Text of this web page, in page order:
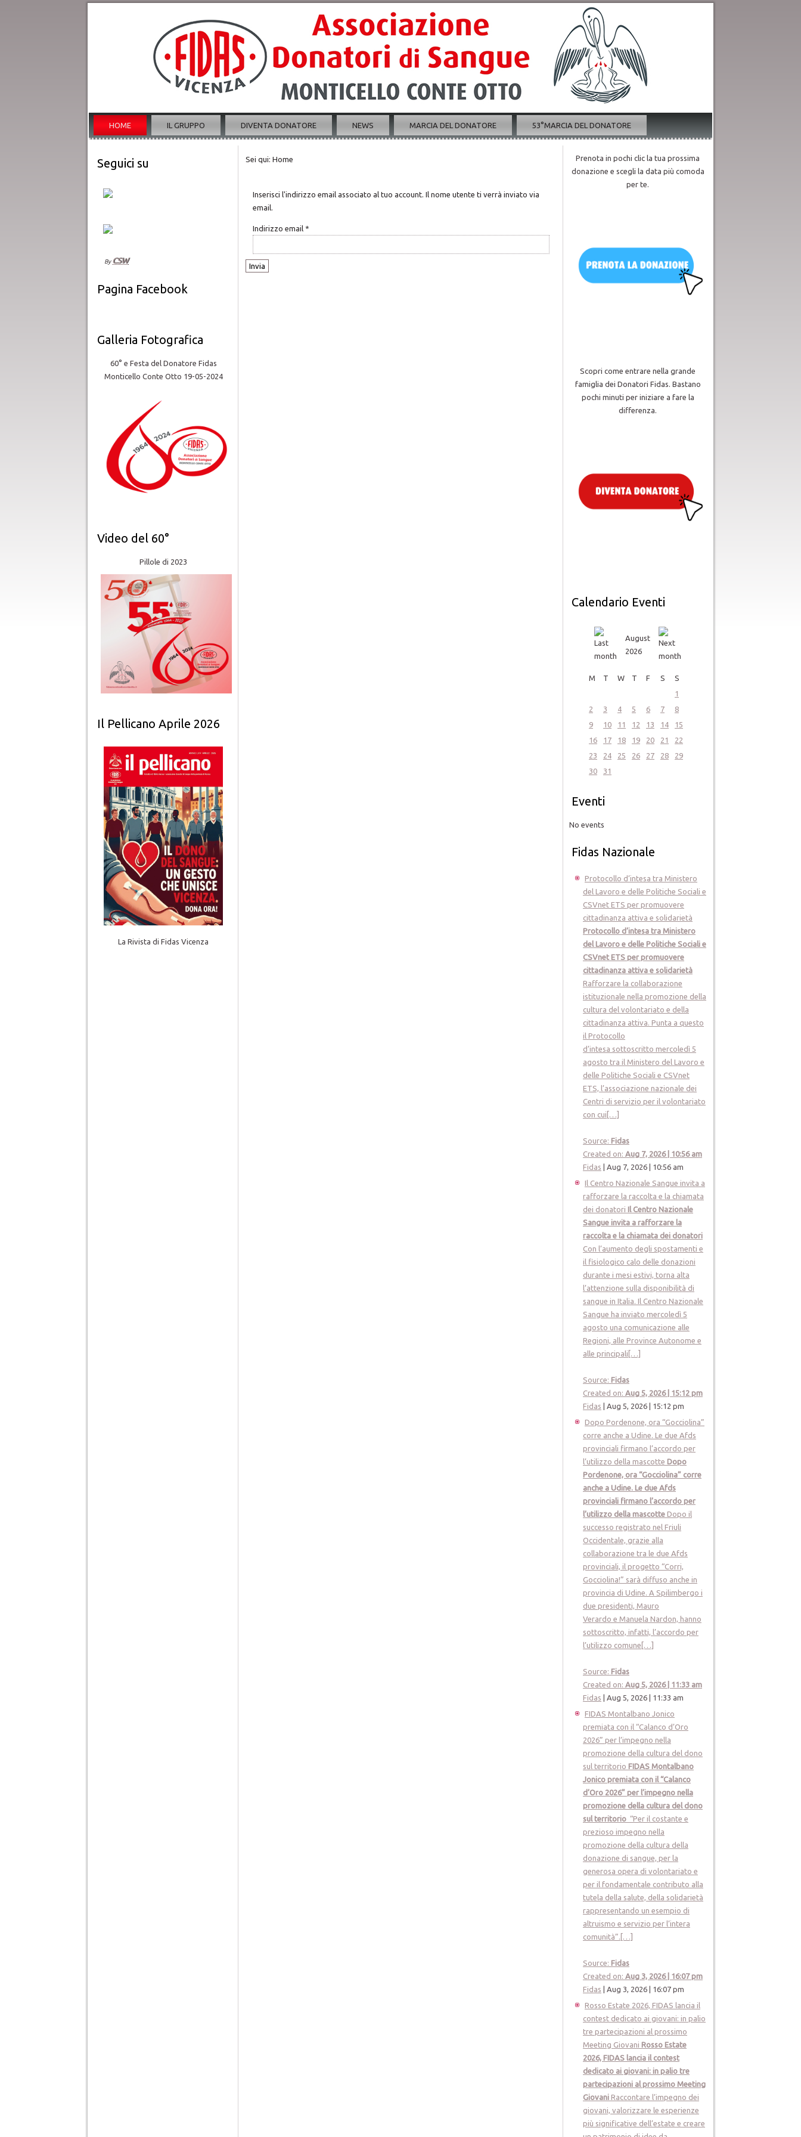
HOME IL GRUPPO DIVENTA DONATORE NEWS MARCIA DEL DONATORE 53°MARCIA DEL DONATORE
Seguici su
ByCSW
Pagina Facebook
Galleria Fotografica
60° e Festa del Donatore Fidas
Monticello Conte Otto 19-05-2024
Video del 60°
Pillole di 2023
Il Pellicano Aprile 2026
La Rivista di Fidas Vicenza
Sei qui: Home
Inserisci l'indirizzo email associato al tuo account. Il nome utente ti verrà inviato via
email.
Indirizzo email *
Invia
Prenota in pochi clic la tua prossima
donazione e scegli la data più comoda
per te.
Scopri come entrare nella grande
famiglia dei Donatori Fidas. Bastano
pochi minuti per iniziare a fare la
differenza.
Calendario Eventi
August
2026
M T W T F S
S
1
2
3 4 5 6 7
8
9
10 11 12 13 14
15
16
17 18 19 20 21
22
23
24 25 26 27 28
29
30
31
Eventi
No events
Fidas Nazionale
Protocollo d’intesa tra Ministero
del Lavoro e delle Politiche Sociali e
CSVnet ETS per promuovere
cittadinanza attiva e solidarietà
Protocollo d’intesa tra Ministero
del Lavoro e delle Politiche Sociali e
CSVnet ETS per promuovere
cittadinanza attiva e solidarietà
Rafforzare la collaborazione
istituzionale nella promozione della
cultura del volontariato e della
cittadinanza attiva. Punta a questo
il Protocollo
d’intesa sottoscritto mercoledì 5
agosto tra il Ministero del Lavoro e
delle Politiche Sociali e CSVnet
ETS, l’associazione nazionale dei
Centri di servizio per il volontariato
con cui[…]
Source: Fidas
Created on: Aug 7, 2026 | 10:56 am
Fidas
Aug 7, 2026 | 10:56 am
Il Centro Nazionale Sangue invita a
rafforzare la raccolta e la chiamata
dei donatori Il Centro Nazionale
Sangue invita a rafforzare la
raccolta e la chiamata dei donatori
Con l’aumento degli spostamenti e
il fisiologico calo delle donazioni
durante i mesi estivi, torna alta
l’attenzione sulla disponibilità di
sangue in Italia. Il Centro Nazionale
Sangue ha inviato mercoledì 5
agosto una comunicazione alle
Regioni, alle Province Autonome e
alle principali[…]
Source: Fidas
Created on: Aug 5, 2026 | 15:12 pm
Fidas
Aug 5, 2026 | 15:12 pm
Dopo Pordenone, ora “Gocciolina”
corre anche a Udine. Le due Afds
provinciali firmano l’accordo per
l’utilizzo della mascotte Dopo
Pordenone, ora “Gocciolina” corre
anche a Udine. Le due Afds
provinciali firmano l’accordo per
l’utilizzo della mascotte Dopo il
successo registrato nel Friuli
Occidentale, grazie alla
collaborazione tra le due Afds
provinciali, il progetto “Corri,
Gocciolina!” sarà diffuso anche in
provincia di Udine. A Spilimbergo i
due presidenti, Mauro
Verardo e Manuela Nardon, hanno
sottoscritto, infatti, l’accordo per
l’utilizzo comune[…]
Source: Fidas
Created on: Aug 5, 2026 | 11:33 am
Fidas
Aug 5, 2026 | 11:33 am
FIDAS Montalbano Jonico
premiata con il “Calanco d’Oro
2026” per l’impegno nella
promozione della cultura del dono
sul territorio FIDAS Montalbano
Jonico premiata con il “Calanco
d’Oro 2026” per l’impegno nella
promozione della cultura del dono
sul territorio “Per il costante e
prezioso impegno nella
promozione della cultura della
donazione di sangue, per la
generosa opera di volontariato e
per il fondamentale contributo alla
tutela della salute, della solidarietà
rappresentando un esempio di
altruismo e servizio per l’intera
comunità”.[…]
Source: Fidas
Created on: Aug 3, 2026 | 16:07 pm
Fidas
Aug 3, 2026 | 16:07 pm
Rosso Estate 2026, FIDAS lancia il
contest dedicato ai giovani: in palio
tre partecipazioni al prossimo
Meeting Giovani Rosso Estate
2026, FIDAS lancia il contest
dedicato ai giovani: in palio tre
partecipazioni al prossimo Meeting
Giovani Raccontare l’impegno dei
giovani, valorizzare le esperienze
più significative dell’estate e creare